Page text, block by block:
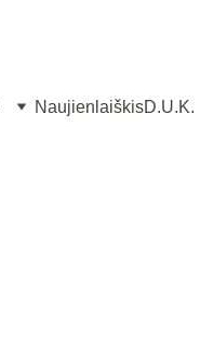
NaujienlaiškisD.U.K.